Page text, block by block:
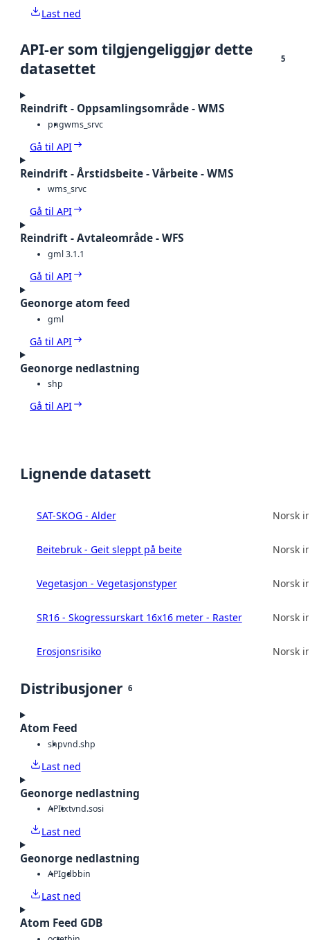
Last ned
API-er som tilgjengeliggjør dette
datasettet
5
Reindrift - Oppsamlingsområde - WMS
pngwms_srvc
Gå til API
Reindrift - Årstidsbeite - Vårbeite - WMS
wms_srvc
Gå til API
Reindrift - Avtaleområde - WFS
gml 3.1.1
Gå til API
Geonorge atom feed
gml
Gå til API
Geonorge nedlastning
shp
Gå til API
Lignende datasett
SAT-SKOG - Alder Norsk
Beitebruk - Geit sleppt på beite Norsk
Vegetasjon - Vegetasjonstyper Norsk
SR16 - Skogressurskart 16x16 meter - Raster Norsk
Erosjonsrisiko Norsk
Distribusjoner 6
Atom Feed
shpvnd.shp
Last ned
Geonorge nedlastning
APItxtvnd.sosi
Last ned
Geonorge nedlastning
APIgdbbin
Last ned
Atom Feed GDB